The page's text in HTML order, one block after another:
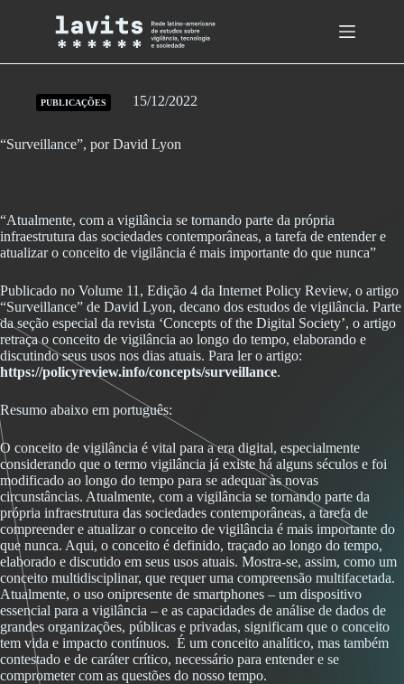
PUBLICAÇÕES 15/12/2022
“Surveillance”, por David Lyon
“Atualmente, com a vigilância se tornando parte da própria
infraestrutura das sociedades contemporâneas, a tarefa de entender e
atualizar o conceito de vigilância é mais importante do que nunca”
Publicado no Volume 11, Edição 4 da Internet Policy Review, o artigo
“Surveillance” de David Lyon, decano dos estudos de vigilância. Parte
da seção especial da revista ‘Concepts of the Digital Society’, o artigo
retraça o conceito de vigilância ao longo do tempo, elaborando e
discutindo seus usos nos dias atuais. Para ler o artigo:
https://policyreview.info/concepts/surveillance.
Resumo abaixo em português:
O conceito de vigilância é vital para a era digital, especialmente
considerando que o termo vigilância já existe há alguns séculos e foi
modificado ao longo do tempo para se adequar às novas
circunstâncias. Atualmente, com a vigilância se tornando parte da
própria infraestrutura das sociedades contemporâneas, a tarefa de
compreender e atualizar o conceito de vigilância é mais importante do
que nunca. Aqui, o conceito é definido, traçado ao longo do tempo,
elaborado e discutido em seus usos atuais. Mostra-se, assim, como um
conceito multidisciplinar, que requer uma compreensão multifacetada.
Atualmente, o uso onipresente de smartphones – um dispositivo
essencial para a vigilância – e as capacidades de análise de dados de
grandes organizações, públicas e privadas, significam que o conceito
tem vida e impacto contínuos. É um conceito analítico, mas também
contestado e de caráter crítico, necessário para entender e se
comprometer com as questões do nosso tempo.